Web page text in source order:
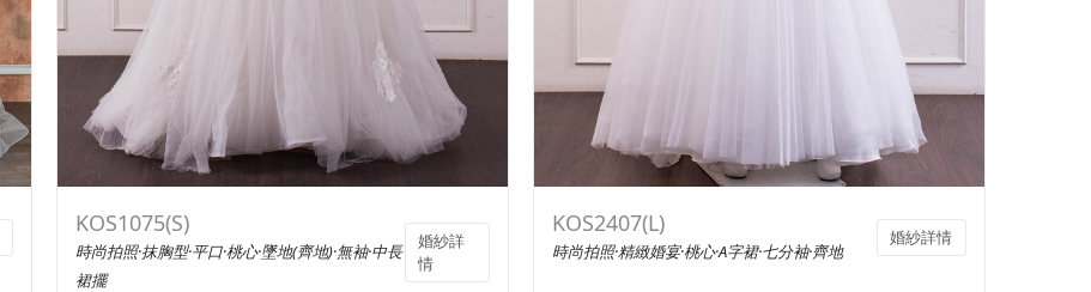
KOS1075(S)
時尚拍照·抹胸型·平口·桃心·墜地(齊地)·無袖·中長
裙擺
婚紗詳
情
KOS2407(L)
時尚拍照·精緻婚宴·桃心·A字裙·七分袖·齊地
婚紗詳情